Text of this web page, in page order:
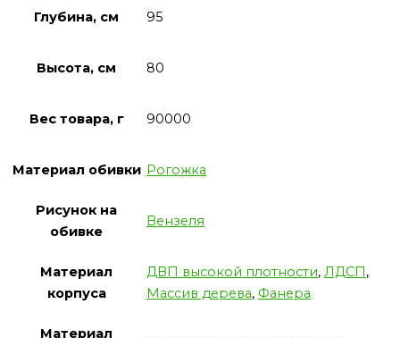
Глубина, см 95
Высота, см 80
Вес товара, г 90000
Материал обивки Рогожка
Рисунок на
обивке
Вензеля
Материал
корпуса
ДВП высокой плотности, ЛДСП ,
Массив дерева, Фанера
Материал